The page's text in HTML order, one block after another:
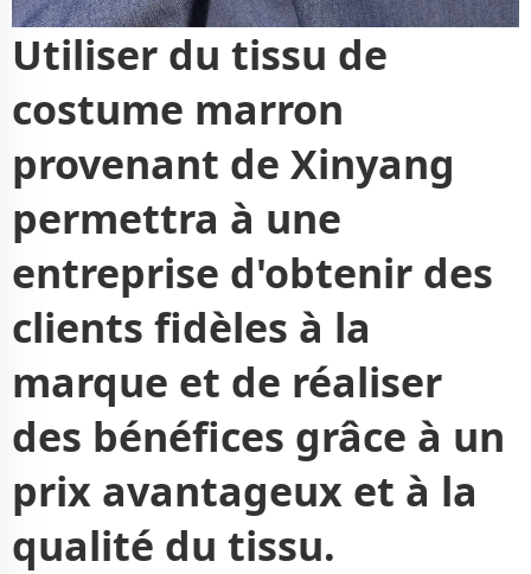
Utiliser du tissu de
costume marron
provenant de Xinyang
permettra à une
entreprise d'obtenir des
clients fidèles à la
marque et de réaliser
des bénéfices grâce à un
prix avantageux et à la
qualité du tissu.